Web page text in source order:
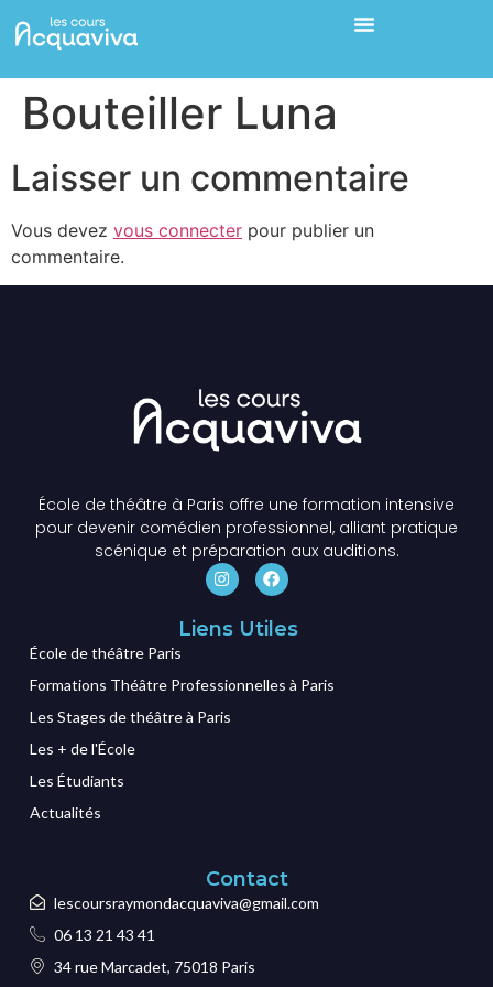
Bouteiller Luna
Laisser un commentaire
Vous devez vous connecter pour publier un
commentaire.
École de théâtre à Paris offre une formation intensive
pour devenir comédien professionnel, alliant pratique
scénique et préparation aux auditions.
Liens Utiles
École de théâtre Paris
Formations Théâtre Professionnelles à Paris
Les Stages de théâtre à Paris
Les + de l'École
Les Étudiants
Actualités
Contact
lescoursraymondacquaviva@gmail.com
06 13 21 43 41
34 rue Marcadet, 75018 Paris